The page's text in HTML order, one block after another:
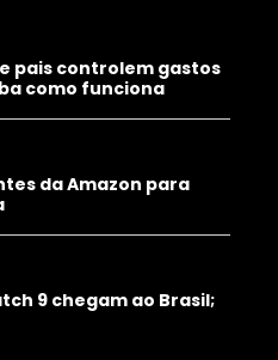
pais controlem gastos
como funciona
da Amazon para
9 chegam ao Brasil;